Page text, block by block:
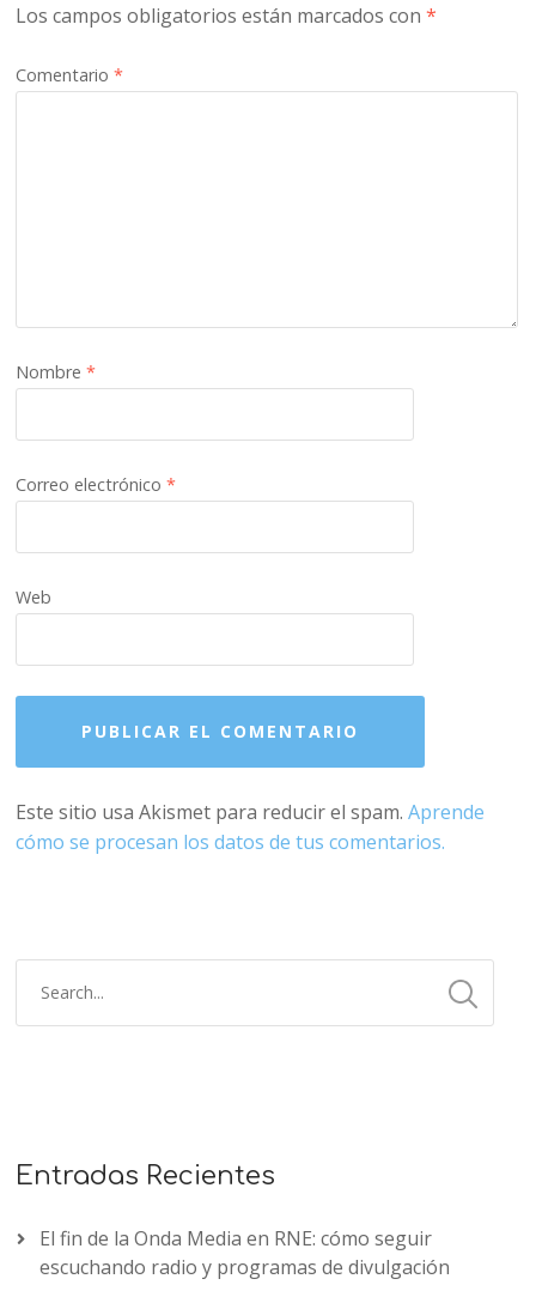
Los campos obligatorios están marcados con*
Comentario*
Nombre*
Correo electrónico*
Web
Este sitio usa Akismet para reducir el spam.Aprende
cómo se procesan los datos de tus comentarios.
Entradas Recientes
El fin de la Onda Media en RNE: cómo seguir
escuchando radio y programas de divulgación